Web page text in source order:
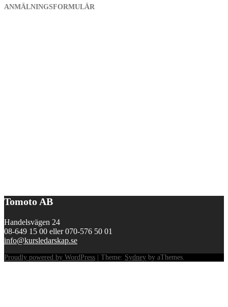
ANMÄLNINGSFORMULÄR
Tomoto AB
Handelsvägen 24
08-649 15 00 eller 070-576 50 01
info@kursledarskap.se
Proudly powered by WordPress Theme: Sydney by aThemes.